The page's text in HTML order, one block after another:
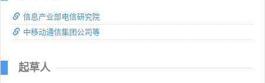
信息产业部电信研究院
中移动通信集团公司等
起草人